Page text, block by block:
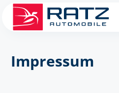
Impressum